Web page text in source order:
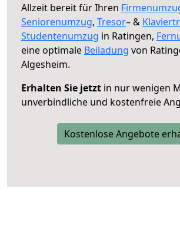
Allzeit bereit für Ihren
Seniorenumzug, Tresor– &
Studentenumzug in Ratingen,
eine optimale Beiladung von
Algesheim.
Erhalten Sie jetzt in nur wenigen
unverbindliche und kostenfreie
Kostenlose Angebote